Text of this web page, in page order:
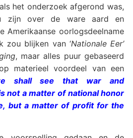
het onderzoek afgerond was,
zijn over de ware aard en
Amerikaanse oorlogsdeelname
zou blijken van ‘Nationale Eer’
, maar alles puur gebaseerd
materieel voordeel van een
shall see that war and
not a matter of national honor
but a matter of profit for the